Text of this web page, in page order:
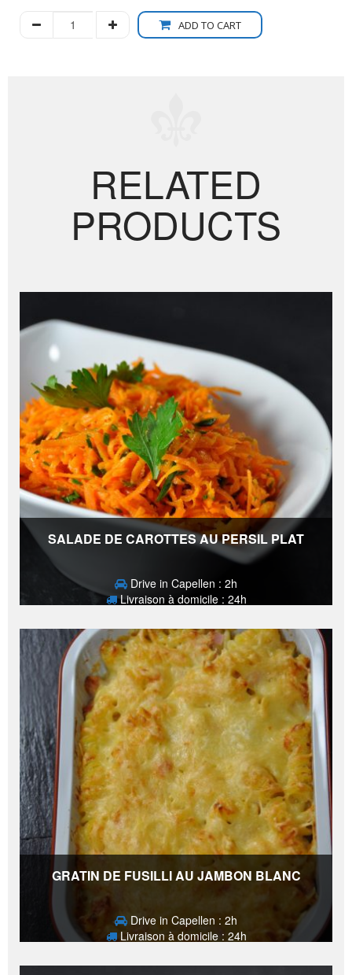
ADD TO CART
RELATED
PRODUCTS
SALADE DE CAROTTES AU PERSIL PLAT
Drive in Capellen : 2h
Livraison à domicile : 24h
2,80€
GRATIN DE FUSILLI AU JAMBON BLANC
Drive in Capellen : 2h
Livraison à domicile : 24h
16,50€